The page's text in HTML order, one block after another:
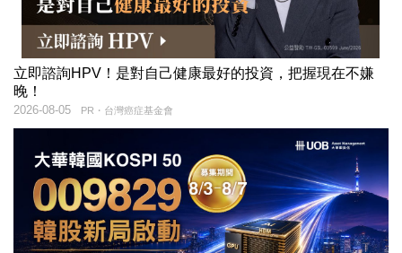
立即諮詢HPV！是對自己健康最好的投資，把握現在不嫌
晚！
PR・台灣癌症基金會
2026-08-05